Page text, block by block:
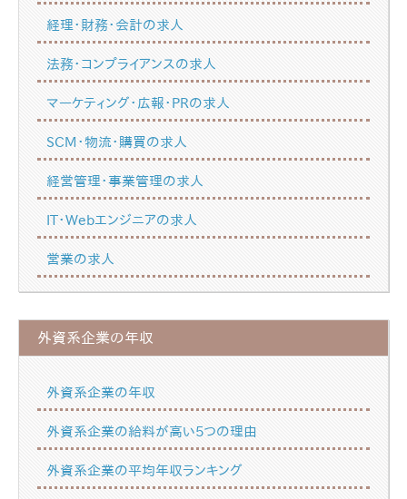
経理・財務・会計の求人
法務・コンプライアンスの求人
マーケティング・広報・PRの求人
SCM・物流・購買の求人
経営管理・事業管理の求人
IT・Webエンジニアの求人
営業の求人
外資系企業の年収
外資系企業の年収
外資系企業の給料が高い5つの理由
外資系企業の平均年収ランキング